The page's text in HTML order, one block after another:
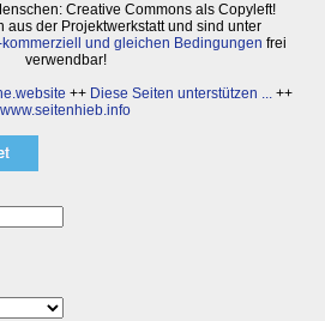
Creative Commons als Copyleft!
aus der Projektwerkstatt und sind unter
und gleichen Bedingungen frei
verwendbar!
++ Diese Seiten unterstützen ... ++
www.seitenhieb.info